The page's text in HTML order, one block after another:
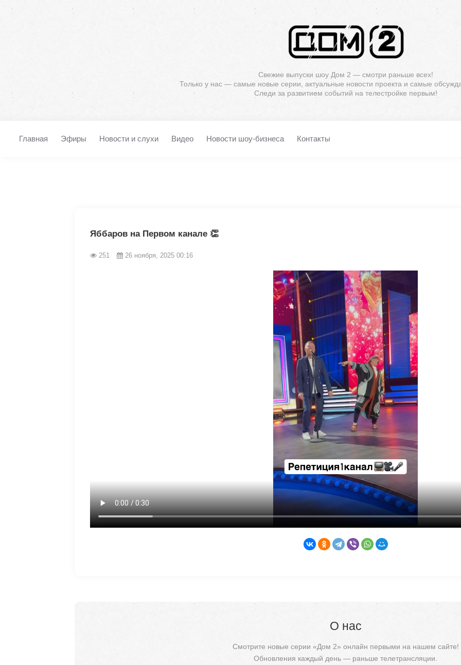
Свежие выпуски шоу Дом 2 — смотри раньше всех!
Только у нас — самые новые серии, актуальные новости проекта и самые
Следи за развитием событий на телестройке первым!
Главная Эфиры Новости и слухи Видео Новости шоу-бизнеса Контакты
Яббаров на Первом канале 👏
251 26 ноября, 2025 00:16
О нас
Смотрите новые серии «Дом 2» онлайн первыми на нашем сайте!
Обновления каждый день — раньше телетрансляции.